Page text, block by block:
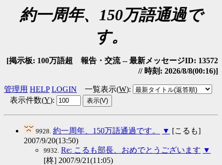
約一周年、150万語通過で
す。
[掲示板: 100万語超 報告・交流 -- 最新メッセージID: 13572
// 時刻: 2026/8/8(00:16)]
管理用 HELP LOGIN 一覧表示(W):
表示件数(Y):
9928. 約一周年、150万語通過です。 ▼ [こるも]
2007/9/20(13:50)
9932. Re: こるも部長、おめでとうございます ▼
[柊] 2007/9/21(11:05)